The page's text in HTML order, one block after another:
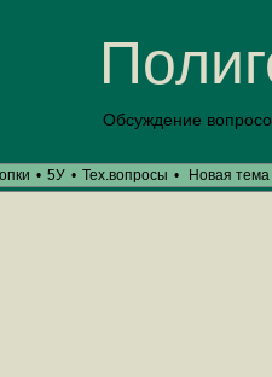
Обсуждение
• 5У • Тех.вопросы • Новая тема